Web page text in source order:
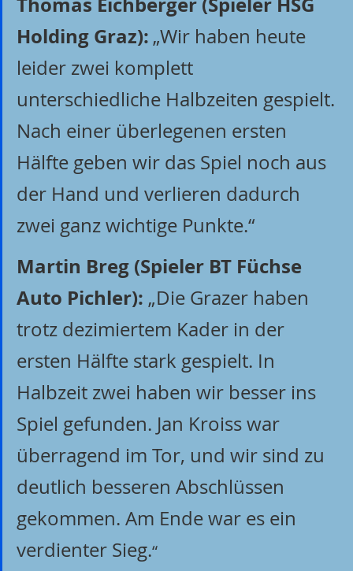
Holding Graz): „Wir haben heute
leider zwei komplett
unterschiedliche Halbzeiten gespielt.
Nach einer überlegenen ersten
Hälfte geben wir das Spiel noch aus
der Hand und verlieren dadurch
zwei ganz wichtige Punkte.“
Martin Breg (Spieler BT Füchse
Auto Pichler): „Die Grazer haben
trotz dezimiertem Kader in der
ersten Hälfte stark gespielt. In
Halbzeit zwei haben wir besser ins
Spiel gefunden. Jan Kroiss war
überragend im Tor, und wir sind zu
deutlich besseren Abschlüssen
gekommen. Am Ende war es ein
verdienter Sieg.“